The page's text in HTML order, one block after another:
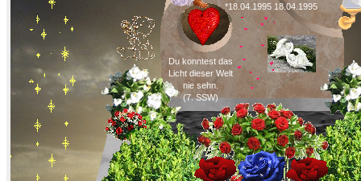
Du konntest das
Licht dieser Welt
nie sehn.
(7. SSW)
*18.04.1995 18.04.1995